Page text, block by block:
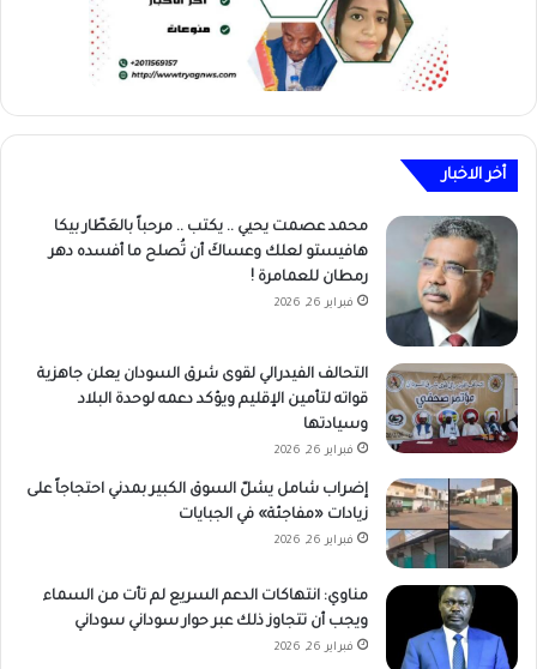
أخر الاخبار
محمد عصمت يحيي .. يكتب .. مرحباً بالعَطّار بيكا
هافيستو لعلك وعساكَ أن تُصلح ما أفسده دهر
رمطان للعمامرة !
فبراير 26, 2026
التحالف الفيدرالي لقوى شرق السودان يعلن جاهزية
قواته لتأمين الإقليم ويؤكد دعمه لوحدة البلاد
وسيادتها
فبراير 26, 2026
إضراب شامل يشلّ السوق الكبير بمدني احتجاجاً على
زيادات «مفاجئة» في الجبايات
فبراير 26, 2026
مناوي: انتهاكات الدعم السريع لم تأت من السماء
ويجب أن تتجاوز ذلك عبر حوار سوداني سوداني
فبراير 26, 2026